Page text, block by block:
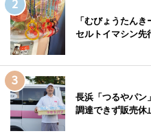
「むびょうたん
セルトイマシン先
長浜「つるやパン
調達できず販売休